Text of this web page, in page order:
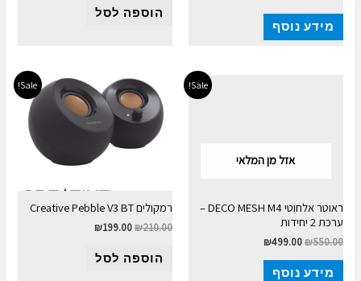
מידע נוסף
הוספה לסל
Sale!
אזל מן המלאי
ראוטר אלחוטי DECO MESH M4 –
ערכת 2 יחידות
₪550.00
₪499.00
מידע נוסף
Sale!
רמקולים Creative Pebble V3 BT
₪210.00
₪199.00
הוספה לסל